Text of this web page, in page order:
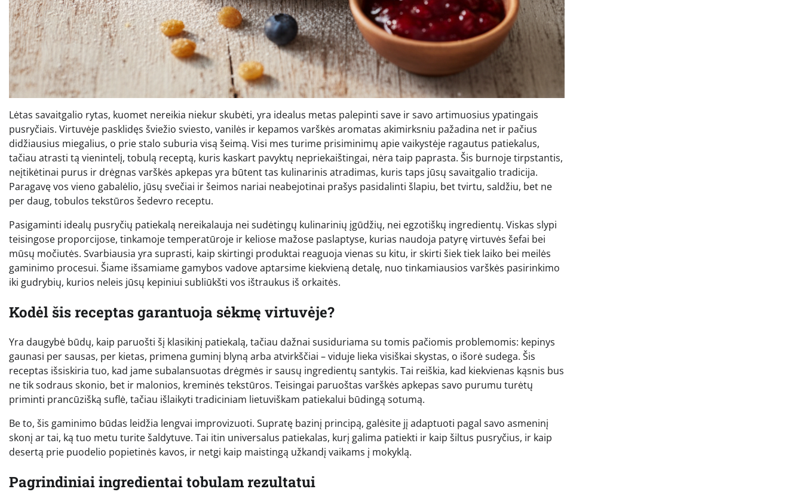
Lėtas savaitgalio rytas, kuomet nereikia niekur skubėti, yra idealus metas palepinti save ir savo artimuosius ypatingais
pusryčiais. Virtuvėje pasklidęs šviežio sviesto, vanilės ir kepamos varškės aromatas akimirksniu pažadina net ir pačius
didžiausius miegalius, o prie stalo suburia visą šeimą. Visi mes turime prisiminimų apie vaikystėje ragautus patiekalus,
tačiau atrasti tą vienintelį, tobulą receptą, kuris kaskart pavyktų nepriekaištingai, nėra taip paprasta. Šis burnoje tirpstantis,
neįtikėtinai purus ir drėgnas varškės apkepas yra būtent tas kulinarinis atradimas, kuris taps jūsų savaitgalio tradicija.
Paragavę vos vieno gabalėlio, jūsų svečiai ir šeimos nariai neabejotinai prašys pasidalinti šlapiu, bet tvirtu, saldžiu, bet ne
per daug, tobulos tekstūros šedevro receptu.
Pasigaminti idealų pusryčių patiekalą nereikalauja nei sudėtingų kulinarinių įgūdžių, nei egzotiškų ingredientų. Viskas slypi
teisingose proporcijose, tinkamoje temperatūroje ir keliose mažose paslaptyse, kurias naudoja patyrę virtuvės šefai bei
mūsų močiutės. Svarbiausia yra suprasti, kaip skirtingi produktai reaguoja vienas su kitu, ir skirti šiek tiek laiko bei meilės
gaminimo procesui. Šiame išsamiame gamybos vadove aptarsime kiekvieną detalę, nuo tinkamiausios varškės pasirinkimo
iki gudrybių, kurios neleis jūsų kepiniui subliūkšti vos ištraukus iš orkaitės.
Kodėl šis receptas garantuoja sėkmę virtuvėje?
Yra daugybė būdų, kaip paruošti šį klasikinį patiekalą, tačiau dažnai susiduriama su tomis pačiomis problemomis: kepinys
gaunasi per sausas, per kietas, primena guminį blyną arba atvirkščiai – viduje lieka visiškai skystas, o išorė sudega. Šis
receptas išsiskiria tuo, kad jame subalansuotas drėgmės ir sausų ingredientų santykis. Tai reiškia, kad kiekvienas kąsnis bus
ne tik sodraus skonio, bet ir malonios, kreminės tekstūros. Teisingai paruoštas varškės apkepas savo purumu turėtų
priminti prancūzišką suflė, tačiau išlaikyti tradiciniam lietuviškam patiekalui būdingą sotumą.
Be to, šis gaminimo būdas leidžia lengvai improvizuoti. Supratę bazinį principą, galėsite jį adaptuoti pagal savo asmeninį
skonį ar tai, ką tuo metu turite šaldytuve. Tai itin universalus patiekalas, kurį galima patiekti ir kaip šiltus pusryčius, ir kaip
desertą prie puodelio popietinės kavos, ir netgi kaip maistingą užkandį vaikams į mokyklą.
Pagrindiniai ingredientai tobulam rezultatui